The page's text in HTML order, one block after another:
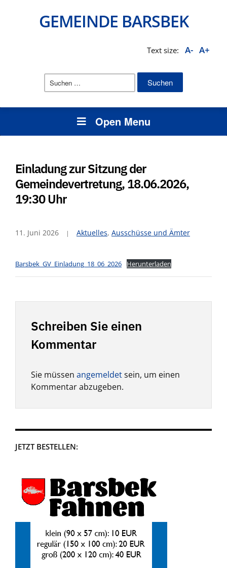
GEMEINDE BARSBEK
Text size: A- A+
Suchen
Open Menu
Einladung zur Sitzung der
Gemeindevertretung, 18.06.2026,
19:30 Uhr
11. Juni 2026 Aktuelles, Ausschüsse und Ämter
Barsbek_GV_Einladung_18_06_2026 Herunterladen
Schreiben Sie einen
Kommentar
Sie müssen angemeldetsein, um einen
Kommentar abzugeben.
JETZT BESTELLEN: